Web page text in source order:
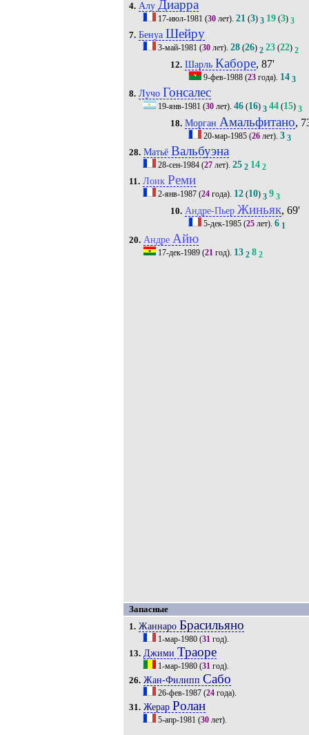
4. Алу Диарра
17-июл-1981 (30лет). 21(3) 3 19(3) 3
7. Бенуа Шейру
3-май-1981 (30лет). 28(26) 2 23(22) 2
12. Шарль Каборе, 87'
9-фев-1988 (23 года). 14 3
8. Лучо Гонсалес
19-янв-1981 (30лет). 46(16) 3 44(15) 3
18. Морган Амальфитано,
20-мар-1985 (26 лет).3 3
28. Матьё Вальбуэна
28-сен-1984(27лет). 25 2 14 2
11. Лоик Реми
2-янв-1987(24года). 12(10) 3 9 3
10. Андре-Пьер Жиньяк, 69'
5-дек-1985 (25 лет).6 1
20. Андре Айю
17-дек-1989(21год). 13 2 8 2
Запасные
1. Жаннаро Брасильяно
1-мар-1980(31год).
13. Джими Траоре
1-мар-1980(31год).
26. Жан-Филипп Сабо
26-фев-1987(24года).
31. Жерар Ролан
5-апр-1981 (30лет).